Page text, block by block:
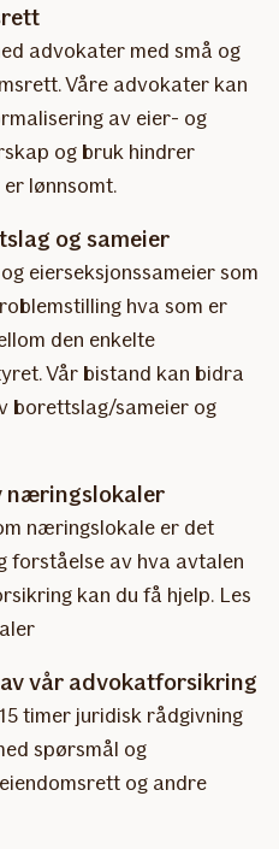
advokater med små og
Våre advokater kan
av eier- og
og bruk hindrer
lønnsomt.
og sameier
eierseksjonssameier som
hva som er
den enkelte
Vår bistand kan bidra
borettslag/sameier og
næringslokaler
næringslokale er det
forståelse av hva avtalen
kan du få hjelp. Les
vår advokatforsikring
timer juridisk rådgivning
spørsmål og
og andre